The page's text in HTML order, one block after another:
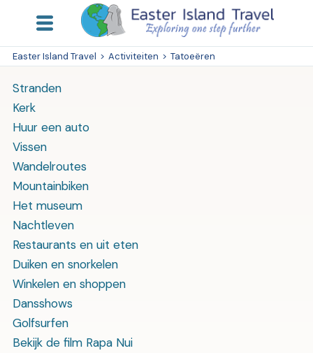
Easter Island Travel > Activiteiten > Tatoeëren
Stranden
Kerk
Huur een auto
Vissen
Wandelroutes
Mountainbiken
Het museum
Nachtleven
Restaurants en uit eten
Duiken en snorkelen
Winkelen en shoppen
Dansshows
Golfsurfen
Bekijk de film Rapa Nui